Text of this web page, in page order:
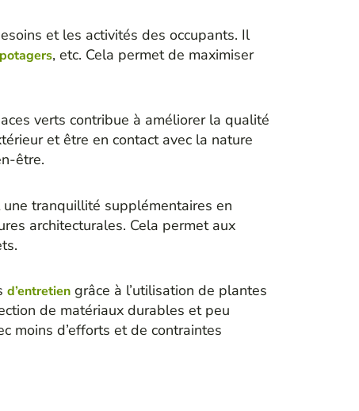
et les activités des occupants. Il
, etc. Cela permet de maximiser
verts contribue à améliorer la qualité
et être en contact avec la nature
être.
tranquillité supplémentaires en
architecturales. Cela permet aux
d’entretien grâce à l’utilisation de plantes
de matériaux durables et peu
moins d’efforts et de contraintes